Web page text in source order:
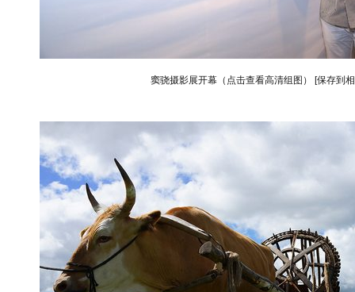
窦骁摄影展开幕（点击查看高清组图） [保存到